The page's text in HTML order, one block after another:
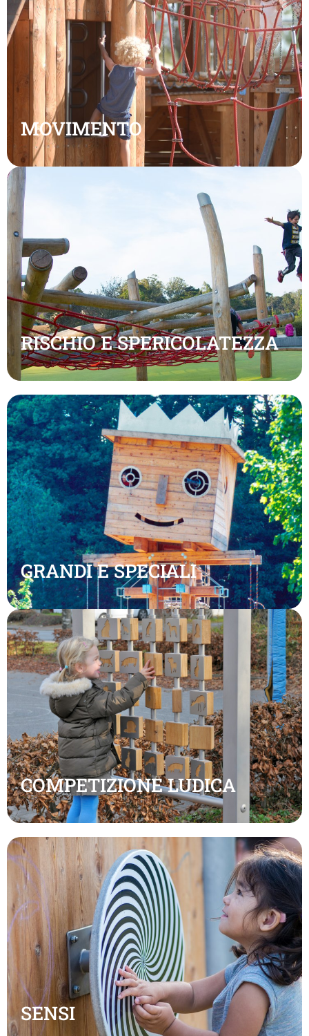
MOVIMENTO
RISCHIO E SPERICOLATEZZA
GRANDI E SPECIALI
COMPETIZIONE LUDICA
SENSI